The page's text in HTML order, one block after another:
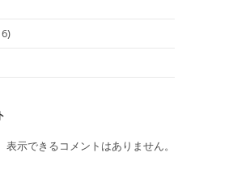
表示できるコメントはありません。